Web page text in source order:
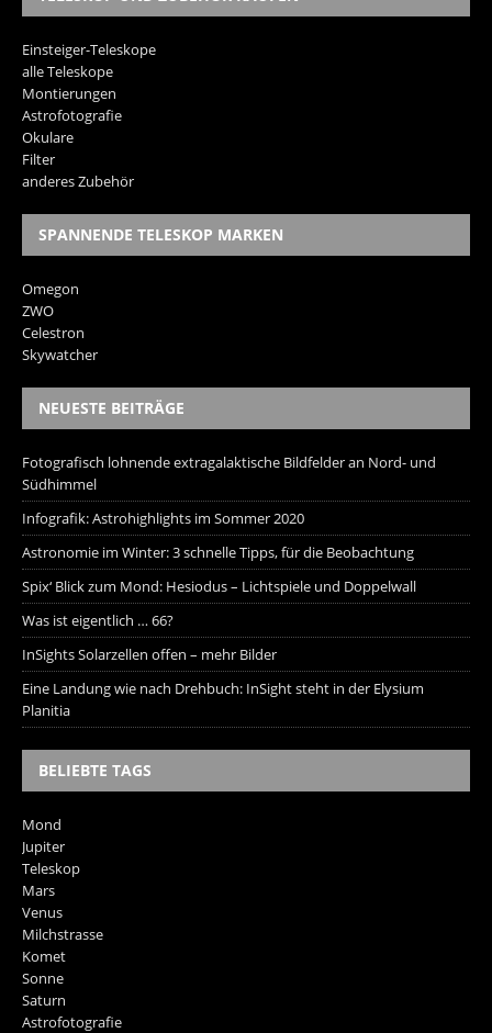
Einsteiger-Teleskope
alle Teleskope
Montierungen
Astrofotografie
Okulare
Filter
anderes Zubehör
SPANNENDE TELESKOP MARKEN
Omegon
ZWO
Celestron
Skywatcher
NEUESTE BEITRÄGE
Fotografisch lohnende extragalaktische Bildfelder an Nord- und
Südhimmel
Infografik: Astrohighlights im Sommer 2020
Astronomie im Winter: 3 schnelle Tipps, für die Beobachtung
Spix‘ Blick zum Mond: Hesiodus – Lichtspiele und Doppelwall
Was ist eigentlich … 66?
InSights Solarzellen offen – mehr Bilder
Eine Landung wie nach Drehbuch: InSight steht in der Elysium
Planitia
BELIEBTE TAGS
Mond
Jupiter
Teleskop
Mars
Venus
Milchstrasse
Komet
Sonne
Saturn
Astrofotografie